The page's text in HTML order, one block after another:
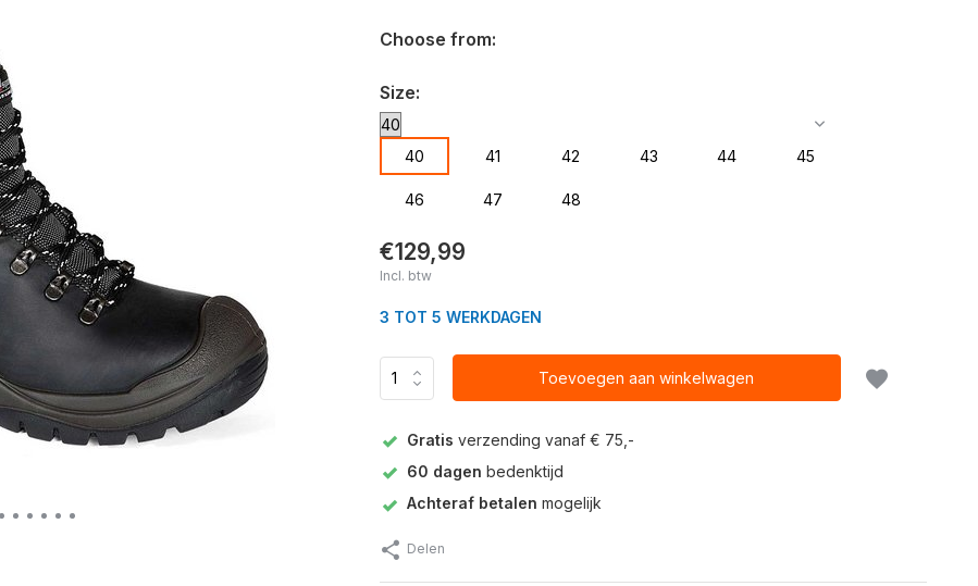
Choose from:
Size:
40 41 42 43 44 45
46 47 48
€129,99
Incl. btw
3 TOT 5 WERKDAGEN
Toevoegen aan winkelwagen
Gratis verzending vanaf € 75,-
60 dagen bedenktijd
Achteraf betalen mogelijk
Delen